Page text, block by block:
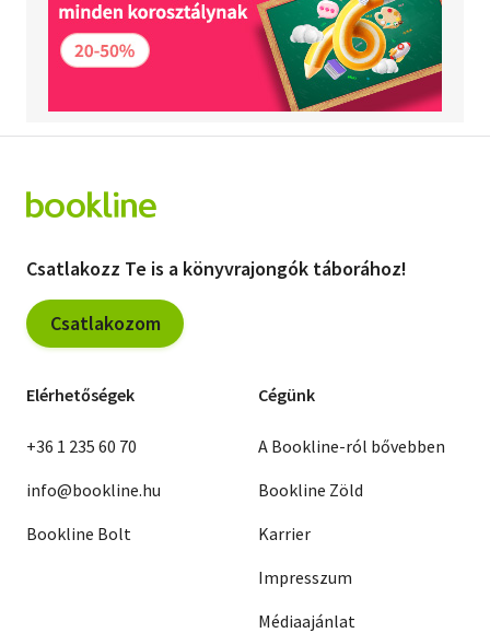
Csatlakozz Te is a könyvrajongók táborához!
Csatlakozom
Elérhetőségek
+36 1 235 60 70
info@bookline.hu
Bookline Bolt
Cégünk
A Bookline-ról bővebben
Bookline Zöld
Karrier
Impresszum
Médiaajánlat